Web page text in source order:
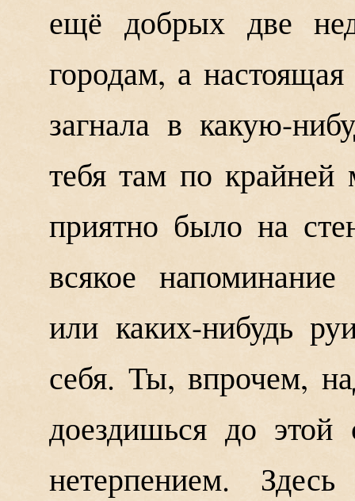
ещё добрых две
городам, а
загнала в какую-
тебя там по
приятно было на
всякое
или каких-нибудь
себя. Ты, впрочем,
доездишься до
нетерпением.